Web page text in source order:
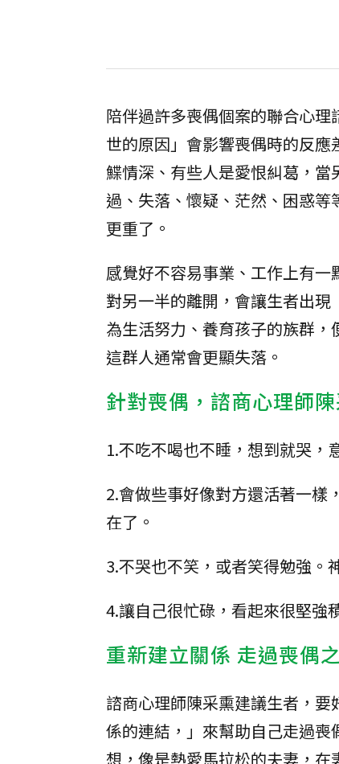
陪伴過許多喪偶個案的聯合心理
世的原因」會影響喪偶時的反
鰈情深、有些人是愛恨糾葛，
過、失落、懷疑、茫然、困惑
更重了。
感覺好不容易事業、工作上有
對另一半的離開，會讓生者出
為生活努力、養育孩子的族群，
這群人通常會更顯失落。
針對喪偶，諮商心理師
1.不吃不喝也不睡，想到就哭，
2.會做些事好像對方還活著一樣
在了。
3.不哭也不笑，或者笑得勉強。
4.讓自己很忙碌，看起來很堅強
重新建立關係 走過喪偶
諮商心理師陳采熏建議生者，
係的連結，」來幫助自己走過
想，像是熱愛馬拉松的夫妻，